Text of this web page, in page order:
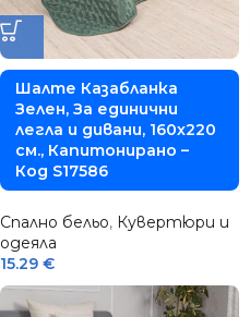
Шалте Казабланка
Зелен, За единични
легла и дивани, 160х220
см., Капитонирано –
Код S17586
Спално бельо, Кувертюри и
одеяла
15.29 €